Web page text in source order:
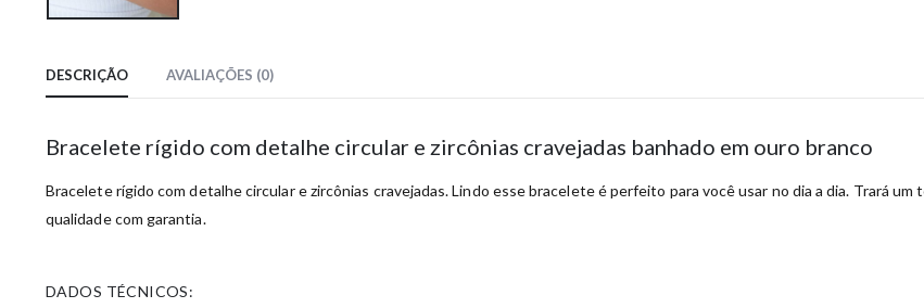
DESCRIÇÃO AVALIAÇÕES (0)
Bracelete rígido com detalhe circular e zircônias cravejadas banhado em ouro branco
Bracelete rígido com detalhe circular e zircônias cravejadas. Lindo esse bracelete é perfeito para você usar no dia a dia. Trará
qualidade com garantia.
DADOS TÉCNICOS: